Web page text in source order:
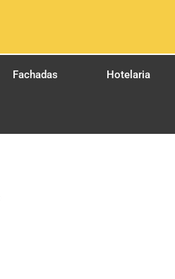
Fachadas Hotelaria